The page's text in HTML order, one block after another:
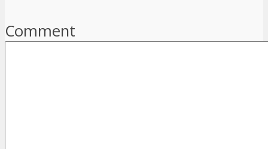
Comment